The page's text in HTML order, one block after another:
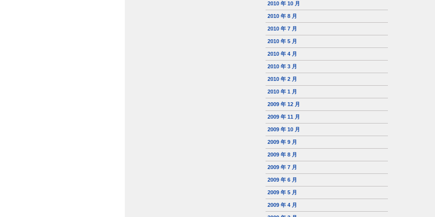
2010 年 10 月
2010 年 8 月
2010 年 7 月
2010 年 5 月
2010 年 4 月
2010 年 3 月
2010 年 2 月
2010 年 1 月
2009 年 12 月
2009 年 11 月
2009 年 10 月
2009 年 9 月
2009 年 8 月
2009 年 7 月
2009 年 6 月
2009 年 5 月
2009 年 4 月